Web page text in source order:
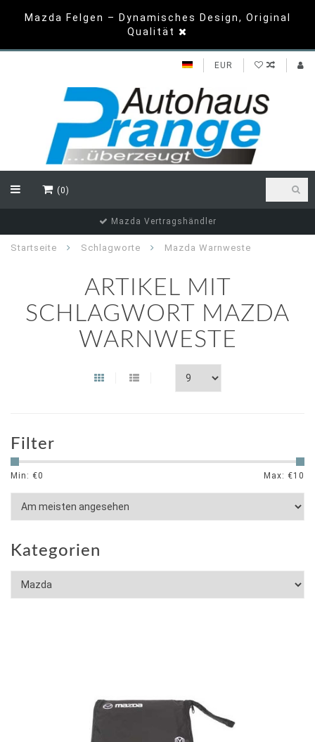
Mazda Felgen – Dynamisches Design, Original
Qualität
EUR
(0)
Mazda Vertragshändler
Startseite Schlagworte Mazda Warnweste
ARTIKEL MIT
SCHLAGWORT MAZDA
WARNWESTE
Filter
Min: €0 Max: €10
Kategorien